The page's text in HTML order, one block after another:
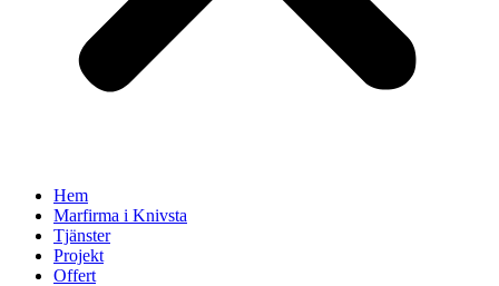
Hem
Marfirma i Knivsta
Tjänster
Projekt
Offert